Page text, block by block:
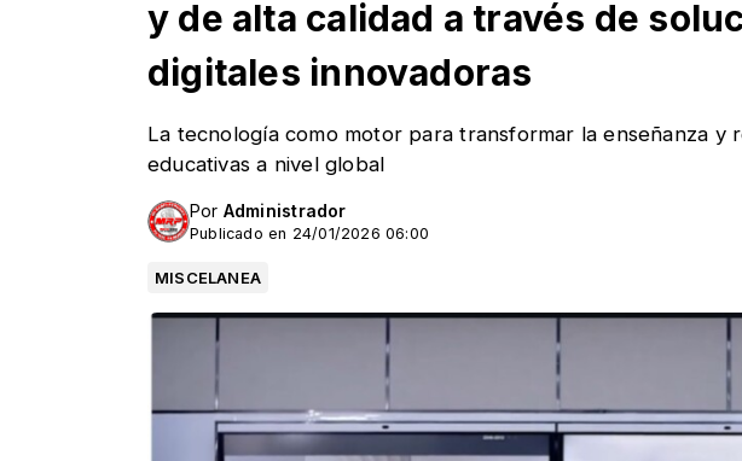
y de alta calidad a través de
digitales innovadoras
La tecnología como motor para transformar la enseñanza y
educativas a nivel global
Por Administrador
Publicado en 24/01/2026 06:00
MISCELANEA